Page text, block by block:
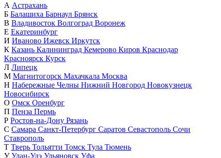
А Астрахань
Б Балашиха Барнаул Брянск
В Владивосток Волгоград Воронеж
Е Екатеринбург
И Иваново Ижевск Иркутск
К Казань Калининград Кемерово Киров Краснодар
Красноярск Курск
Л Липецк
М Магнитогорск Махачкала Москва
Н Набережные Челны Нижний Новгород Новокузнецк
Новосибирск
О Омск Оренбург
П Пенза Пермь
Р Ростов-на-Дону Рязань
С Самара Санкт-Петербург Саратов Севастополь Сочи
Ставрополь
Т Тверь Тольятти Томск Тула Тюмень
У Улан-Удэ Ульяновск Уфа